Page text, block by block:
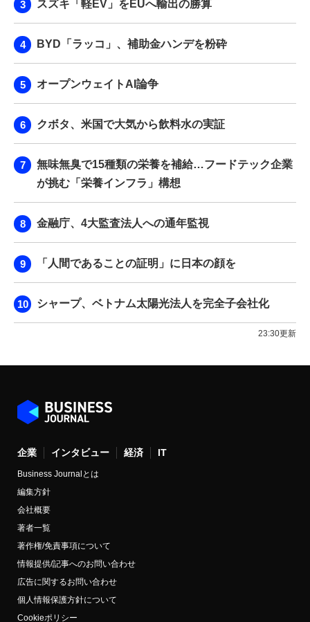
スズキ「軽EV」をEUへ輸出の勝算
BYD「ラッコ」、補助金ハンデを粉砕
オープンウェイトAI論争
クボタ、米国で大気から飲料水の実証
無味無臭で15種類の栄養を補給…フードテック企業
が挑む「栄養インフラ」構想
金融庁、4大監査法人への通年監視
「人間であることの証明」に日本の顔を
シャープ、ベトナム太陽光法人を完全子会社化
23:30更新
企業 インタビュー 経済 IT
Business Journalとは
編集方針
会社概要
著者一覧
著作権/免責事項について
情報提供/記事へのお問い合わせ
広告に関するお問い合わせ
個人情報保護方針について
Cookieポリシー